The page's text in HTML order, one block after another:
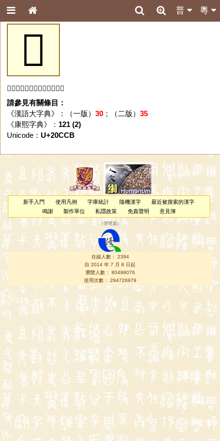
粵
普
𠳋
「𠳋」字未收錄於本資料庫。
請參見有關條目：
《漢語大字典》：（一版） 30；（二版） 35
《康熙字典》： 121 (2)
Unicode： U+20CCB
新手入門 使用凡例 字庫統計 隨機漢字
最近被搜索的漢字
鳴謝
製作單位 私隱政策 免責聲明 意見簿
（管理員 ）
在線人數： 2394
自 2014 年 7 月 8 日起
瀏覽人數： 80499076
使用次數： 294726979